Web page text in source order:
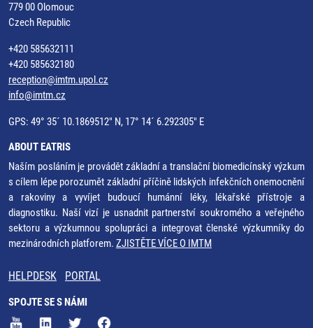
779 00 Olomouc
Czech Republic
+420 585632111
+420 585632180
reception@imtm.upol.cz
info@imtm.cz
GPS: 49° 35´ 10.1869512" N, 17° 14´ 6.292305" E
ABOUT EATRIS
Naším posláním je provádět základní a translační biomedicínský výzkum
s cílem lépe porozumět základní příčině lidských infekčních onemocnění
a rakoviny a vyvíjet budoucí humánní léky, lékařské přístroje a
diagnostiku. Naší vizí je usnadnit partnerství soukromého a veřejného
sektoru a výzkumnou spolupráci a integrovat členské výzkumníky do
mezinárodních platforem. ZJISTĚTE VÍCE O IMTM
HELPDESK PORTAL
SPOJTE SE S NÁMI